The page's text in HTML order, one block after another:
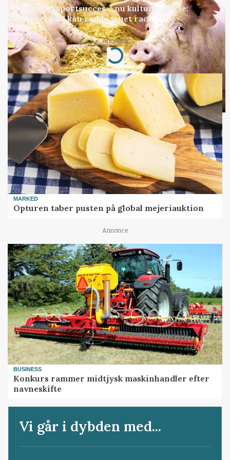
Engang eksportsucces – nu kulturhistorie:
Gammel sæd kan redde truet race
Annonce
Loading...
MARKED
Opturen taber pusten på global mejeriauktion
Annonce
BUSINESS
Konkurs rammer midtjysk maskinhandler efter
navneskifte
Vi går i dybden med...